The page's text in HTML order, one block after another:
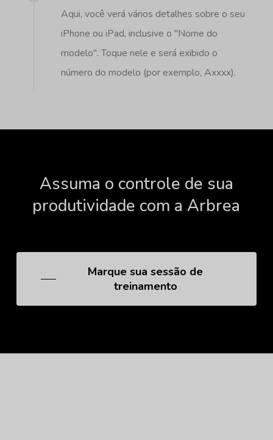
Aqui, você verá vários detalhes sobre o seu
iPhone ou iPad, inclusive o "Nome do
modelo". Toque nele e será exibido o
número do modelo (por exemplo, Axxxx).
Assuma o controle de sua
produtividade com a Arbrea
Marque sua sessão de
treinamento